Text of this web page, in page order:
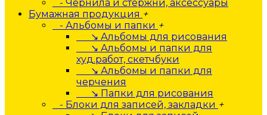
- Чернила и стержни, аксессуары
Бумажная продукция +
- Альбомы и папки +
↘ Альбомы для рисования
↘ Альбомы и папки для
худ.работ, скетчбуки
↘ Альбомы и папки для
черчения
↘ Папки для рисования
- Блоки для записей, закладки +